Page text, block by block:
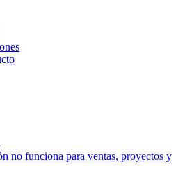
no funciona para ventas, proyectos y